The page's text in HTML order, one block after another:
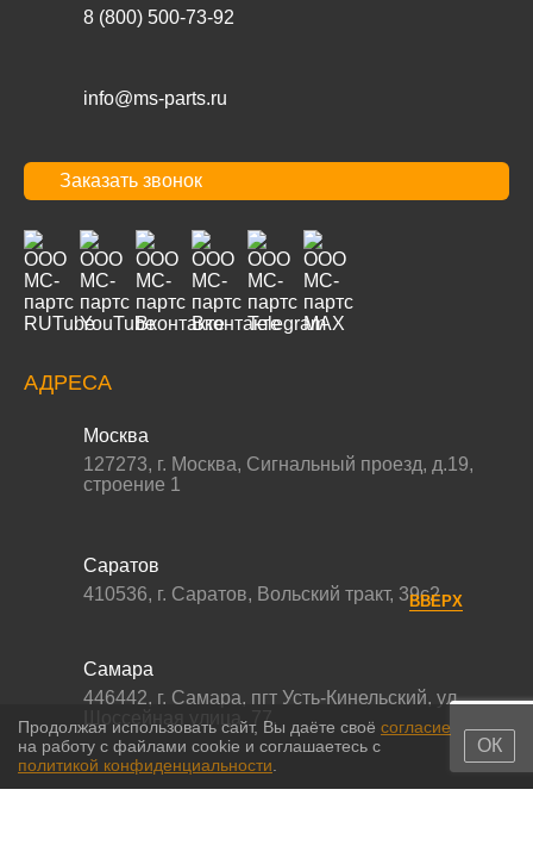
8 (800) 500-73-92
info@ms-parts.ru
Заказать звонок
АДРЕСА
Москва
127273, г. Москва, Сигнальный проезд, д.19,
строение 1
Саратов
410536, г. Саратов, Вольский тракт, 39с2
Самара
446442, г. Самара, пгт Усть-Кинельский, ул.
Шоссейная улица, 77,
Продолжая использовать сайт, Вы даёте своё согласие
на работу с файлами cookie и соглашаетесь с
политикой конфиденциальности
ОК
ВВЕРХ